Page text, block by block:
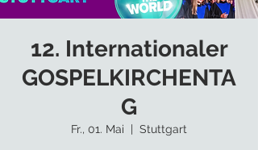
12. Internationaler
GOSPELKIRCHENTA
G
Fr., 01. Mai Stuttgart